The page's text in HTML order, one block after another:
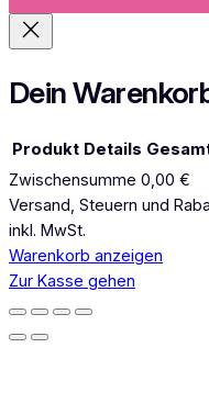
Dein
Produkte
im
Warenkorb
Produkt Details
Zwischensumme 0,00 €
Versand, Steuern und
inkl. MwSt.
Warenkorb anzeigen
Zur Kasse gehen